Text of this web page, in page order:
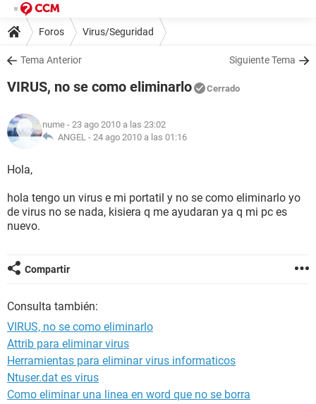
Foros Virus/Seguridad
Tema Anterior Siguiente Tema
VIRUS, no se como eliminarlo Cerrado
nume - 23 ago 2010 a las 23:02
ANGEL - 24 ago 2010 a las 01:16
Hola,
hola tengo un virus e mi portatil y no se como eliminarlo yo
de virus no se nada, kisiera q me ayudaran ya q mi pc es
nuevo.
Compartir
Consulta también:
VIRUS, no se como eliminarlo
Attrib para eliminar virus
Herramientas para eliminar virus informaticos
Ntuser.dat es virus
Como eliminar una linea en word que no se borra